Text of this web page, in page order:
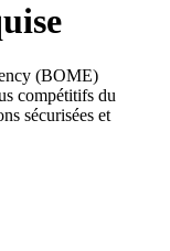
(BOME)
compétitifs du
sécurisées et